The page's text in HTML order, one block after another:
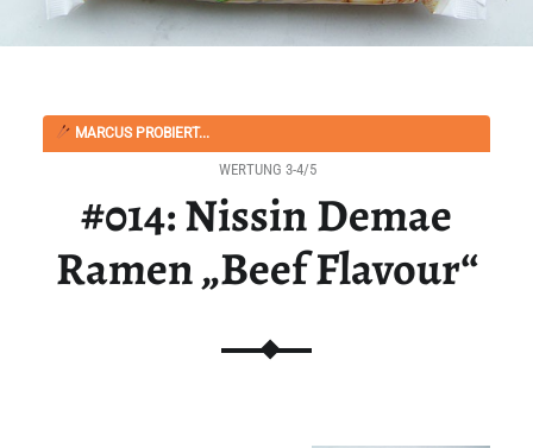
MARCUS PROBIERT...
#014: Nissin Demae
Ramen „Beef Flavour“
WERTUNG 3-4/5